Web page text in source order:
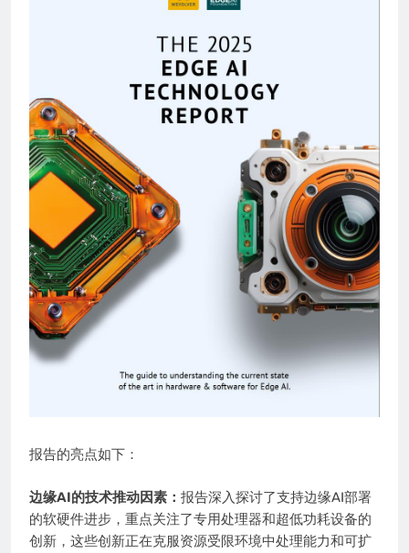
报告的亮点如下：
边缘AI的技术推动因素： 报告深入探讨了支持边缘AI部署
的软硬件进步，重点关注了专用处理器和超低功耗设备的
创新，这些创新正在克服资源受限环境中处理能力和可扩